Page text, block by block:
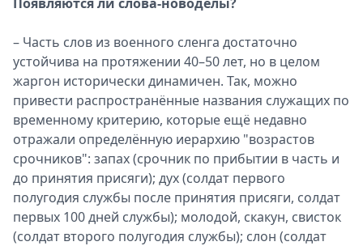
– Часть слов из военного сленга достаточно
устойчива на протяжении 40–50 лет, но в целом
жаргон исторически динамичен. Так, можно
привести распространённые названия служащих по
временному критерию, которые ещё недавно
отражали определённую иерархию "возрастов
срочников": запах (срочник по прибытии в часть и
до принятия присяги); дух (солдат первого
полугодия службы после принятия присяги, солдат
первых 100 дней службы); молодой, скакун, свисток
(солдат второго полугодия службы); слон (солдат